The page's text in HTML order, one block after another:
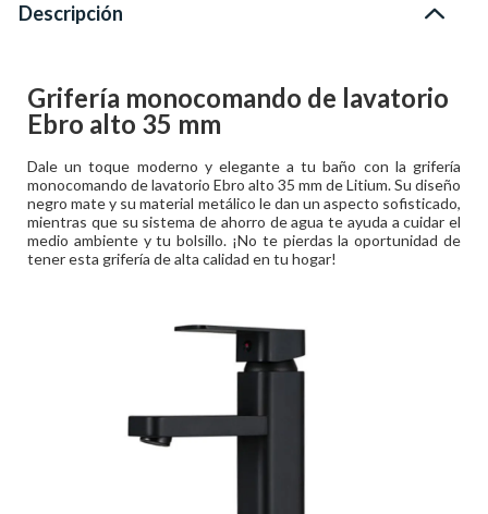
Descripción
Grifería monocomando de lavatorio
Ebro alto 35 mm
Dale un toque moderno y elegante a tu baño con la grifería
monocomando de lavatorio Ebro alto 35 mm de Litium. Su diseño
negro mate y su material metálico le dan un aspecto sofisticado,
mientras que su sistema de ahorro de agua te ayuda a cuidar el
medio ambiente y tu bolsillo. ¡No te pierdas la oportunidad de
tener esta grifería de alta calidad en tu hogar!